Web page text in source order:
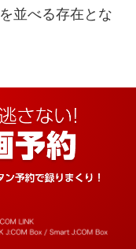
並べる存在とな